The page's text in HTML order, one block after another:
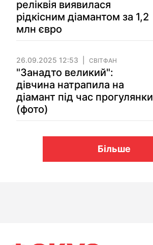
реліквія виявилася
рідкісним діамантом за 1,2
млн євро
26.09.2025 12:53 СВІТФАН
"Занадто великий":
дівчина натрапила на
діамант під час прогулянки
(фото)
Більше